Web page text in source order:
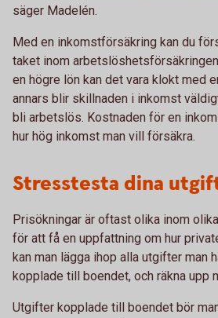
säger Madelén.
Med en inkomstförsäkring kan du
taket inom
en högre lön kan det vara klokt med
annars blir skillnaden i inkomst
bli arbetslös. Kostnaden för en
hur hög inkomst man vill försäkra.
Stresstesta dina
Prisökningar är oftast olika inom
för att få en uppfattning om hur
kan man lägga ihop alla utgifter man
kopplade till boendet, och räkna upp
Utgifter kopplade till boendet bör